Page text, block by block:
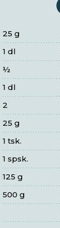
25 g
1 dl
½
1 dl
2
25 g
1 tsk.
1 spsk.
125 g
500 g